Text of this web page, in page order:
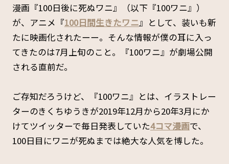
漫画『100日後に死ぬワニ』（以下『100ワニ』）
が、アニメ『100日間生きたワニ』として、装いも新
たに映画化されたーー。そんな情報が僕の耳に入っ
てきたのは7月上旬のこと。『100ワニ』が劇場公開
される直前だ。
ご存知だろうけど、『100ワニ』とは、イラストレー
ターのきくちゆうきが2019年12月から20年3月にか
けてツイッターで毎日発表していた4コマ漫画で、
100日目にワニが死ぬまでは絶大な人気を博した。